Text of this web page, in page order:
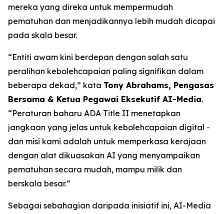
mereka yang direka untuk mempermudah
pematuhan dan menjadikannya lebih mudah dicapai
pada skala besar.
“Entiti awam kini berdepan dengan salah satu
peralihan kebolehcapaian paling signifikan dalam
beberapa dekad,” kata Tony Abrahams, Pengasas
Bersama & Ketua Pegawai Eksekutif AI-Media.
“Peraturan baharu ADA Title II menetapkan
jangkaan yang jelas untuk kebolehcapaian digital -
dan misi kami adalah untuk memperkasa kerajaan
dengan alat dikuasakan AI yang menyampaikan
pematuhan secara mudah, mampu milik dan
berskala besar.”
Sebagai sebahagian daripada inisiatif ini, AI-Media